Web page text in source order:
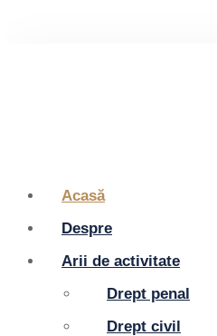
Acasă
Despre
Arii de activitate
Drept penal
Drept civil